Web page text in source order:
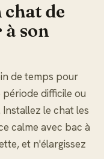
de
son
de temps pour
difficile ou
le chat les
calme avec bac à
et n'élargissez